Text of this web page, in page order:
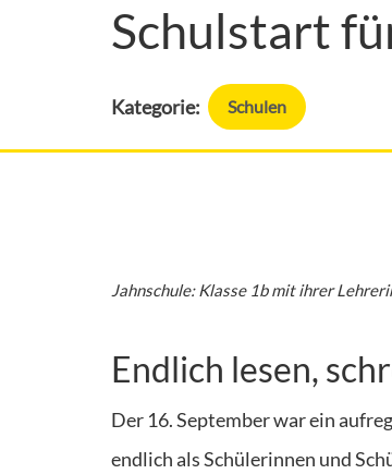
Schulstart
Kategorie: Schulen
Jahnschule: Klasse 1b mit ihrer
Endlich lesen,
Der 16. September war ein
endlich als Schülerinnen und